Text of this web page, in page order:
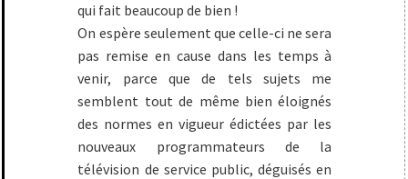
qui fait beaucoup de bien !
On espère seulement que celle-ci ne sera
pas remise en cause dans les temps à
venir, parce que de tels sujets me
semblent tout de même bien éloignés
des normes en vigueur édictées par les
nouveaux programmateurs de la
télévision de service public, déguisés en